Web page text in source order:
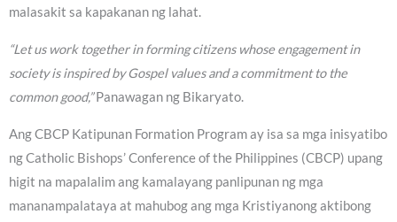
malasakit sa kapakanan ng lahat.
“Let us work together in forming citizens whose engagement in
society is inspired by Gospel values and a commitment to the
common good,”Panawagan ng Bikaryato.
Ang CBCP Katipunan Formation Program ay isa sa mga inisyatibo
ng Catholic Bishops’ Conference of the Philippines (CBCP) upang
higit na mapalalim ang kamalayang panlipunan ng mga
mananampalataya at mahubog ang mga Kristiyanong aktibong